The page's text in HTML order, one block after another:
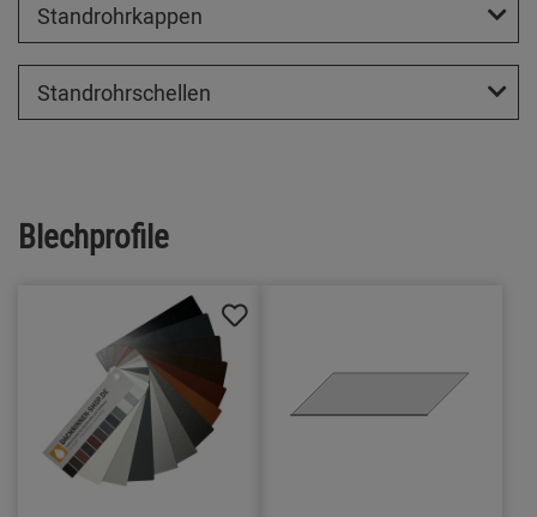
Standrohrkappen
Standrohrschellen
Blechprofile